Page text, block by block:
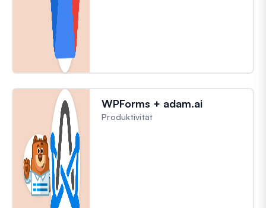
WPForms + adam.ai
Produktivität